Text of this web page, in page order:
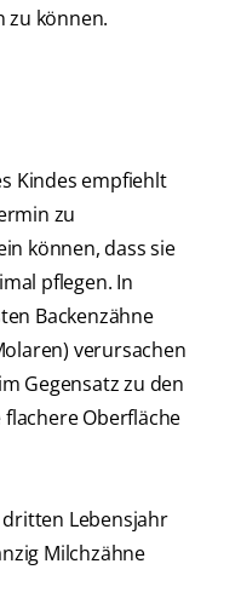
zu können.
Kindes empfiehlt
zu
können, dass sie
pflegen. In
Backenzähne
verursachen
Gegensatz zu den
Oberfläche
Lebensjahr
Milchzähne